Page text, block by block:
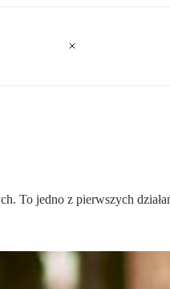
To jedno z pierwszych